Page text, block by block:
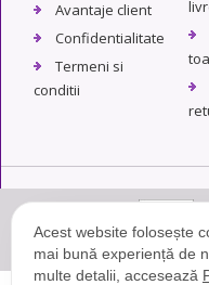
Avantaje client
Confidentialitate
Termeni si
conditii
© Copyright 2004 - 2026.
Acest website folosește
mai bună experiență de
multe detalii, accesează